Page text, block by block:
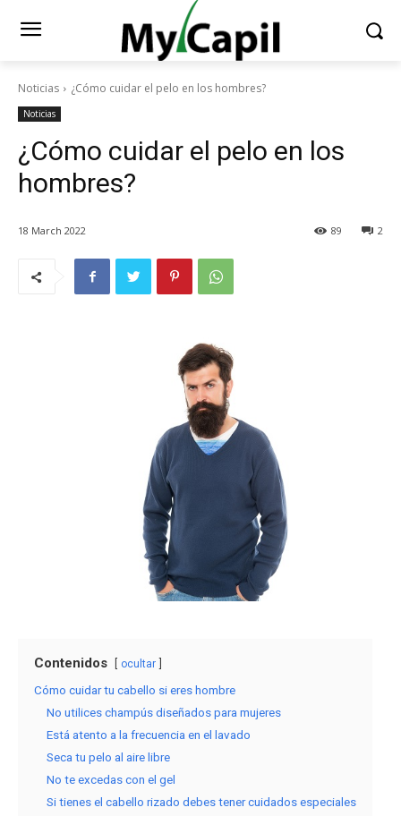
Noticias ¿Cómo cuidar el pelo en los hombres?
Noticias
¿Cómo cuidar el pelo en los
hombres?
18 March 2022 2
89
Contenidos ocultar
Cómo cuidar tu cabello si eres hombre
No utilices champús diseñados para mujeres
Está atento a la frecuencia en el lavado
Seca tu pelo al aire libre
No te excedas con el gel
Si tienes el cabello rizado debes tener cuidados especiales